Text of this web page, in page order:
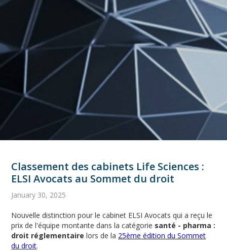
Classement des cabinets Life Sciences :
ELSI Avocats au Sommet du droit
January 30, 2025
Nouvelle distinction pour le cabinet ELSI Avocats qui a reçu le
prix de l'équipe montante dans la catégorie santé - pharma :
droit réglementaire lors de la 25ème édition du Sommet
du droit.